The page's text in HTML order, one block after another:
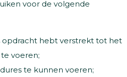
voor de volgende
opdracht hebt verstrekt tot het
voeren;
te kunnen voeren;